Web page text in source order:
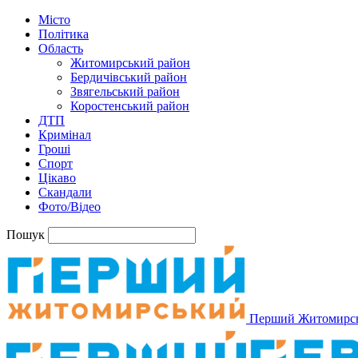
Місто
Політика
Область
Житомирський район
Бердичівський район
Звягельський район
Коростенський район
ДТП
Кримінал
Гроші
Спорт
Цікаво
Скандали
Фото/Відео
Пошук
Перший